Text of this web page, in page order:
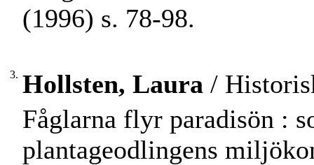
(1996) s. 78-98.
3. Hollsten, Laura /
Fåglarna flyr paradisön :
plantageodlingens